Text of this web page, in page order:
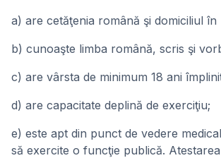
a) are cetăţenia română şi domiciliul în
b) cunoaşte limba română, scris şi
c) are vârsta de minimum 18 ani
d) are capacitate deplină de exerciţiu;
e) este apt din punct de vedere
să exercite o funcţie publică.